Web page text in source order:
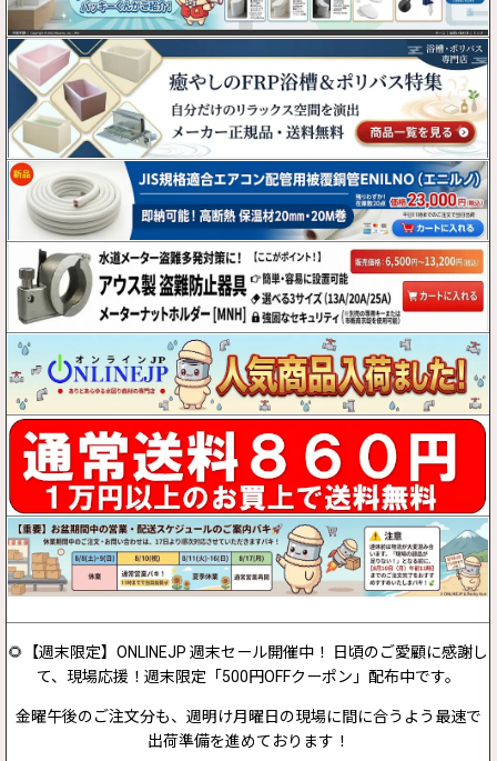
🌻【週末限定】ONLINEJP 週末セール開催中！ 日頃のご愛顧に感謝し
て、現場応援！週末限定「500円OFFクーポン」配布中です。
金曜午後のご注文分も、週明け月曜日の現場に間に合うよう最速で
出荷準備を進めております！